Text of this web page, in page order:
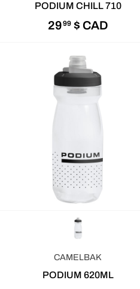
PODIUM CHILL 710
2999$ CAD
CAMELBAK
PODIUM 620ML